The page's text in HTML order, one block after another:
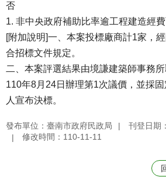
否
1. 非中央政府補助比率逾工程建造經
[附加說明]一、本案投標廠商計1家，
合招標文件規定。
二、本案評選結果由境謙建築師事務
110年8月24日辦理第1次議價，並採
人宣布決標。
發布單位：臺南市政府民政局
刊登日期
修改時間：110-11-11